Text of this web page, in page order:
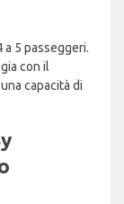
a 5 passeggeri.
con il
capacità di